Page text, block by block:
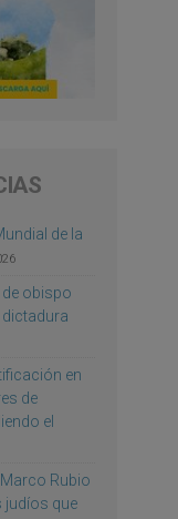
de la
obispo
en
de
el
Rubio
judíos que